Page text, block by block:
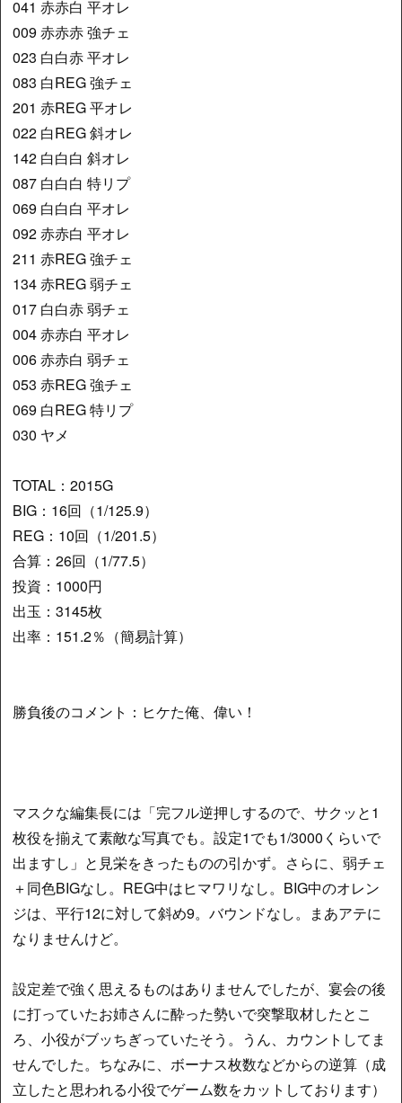
041 赤赤白 平オレ
009 赤赤赤 強チェ
023 白白赤 平オレ
083 白REG 強チェ
201 赤REG 平オレ
022 白REG 斜オレ
142 白白白 斜オレ
087 白白白 特リプ
069 白白白 平オレ
092 赤赤白 平オレ
211 赤REG 強チェ
134 赤REG 弱チェ
017 白白赤 弱チェ
004 赤赤白 平オレ
006 赤赤白 弱チェ
053 赤REG 強チェ
069 白REG 特リプ
030 ヤメ
TOTAL：2015G
BIG：16回（1/125.9）
REG：10回（1/201.5）
合算：26回（1/77.5）
投資：1000円
出玉：3145枚
出率：151.2％（簡易計算）
勝負後のコメント：ヒケた俺、偉い！
マスクな編集長には「完フル逆押しするので、サクッと1
枚役を揃えて素敵な写真でも。設定1でも1/3000くらいで
出ますし」と見栄をきったものの引かず。さらに、弱チェ
＋同色BIGなし。REG中はヒマワリなし。BIG中のオレン
ジは、平行12に対して斜め9。バウンドなし。まあアテに
なりませんけど。
設定差で強く思えるものはありませんでしたが、宴会の後
に打っていたお姉さんに酔った勢いで突撃取材したとこ
ろ、小役がブッちぎっていたそう。うん、カウントしてま
せんでした。ちなみに、ボーナス枚数などからの逆算（成
立したと思われる小役でゲーム数をカットしております）